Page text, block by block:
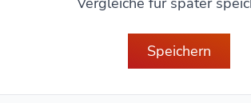
Speichern